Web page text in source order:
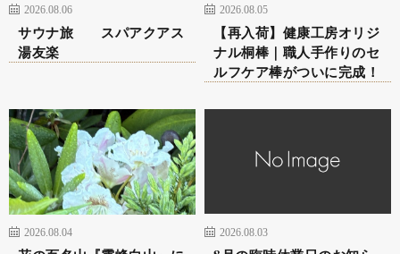
2026.08.06
サウナ旅 スパアクアス
湯友楽
2026.08.05
【再入荷】健康工房オリジ
ナル桐棒｜職人手作りのセ
ルフケア棒がついに完成！
2026.08.04 2026.08.03